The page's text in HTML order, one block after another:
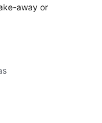
away or